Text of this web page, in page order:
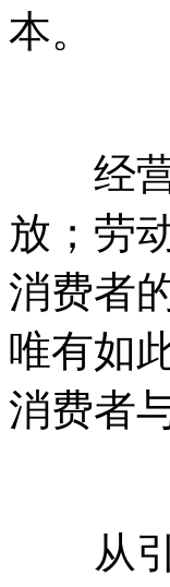
本。
经营
放；劳
消费者
唯有如
消费者
从引